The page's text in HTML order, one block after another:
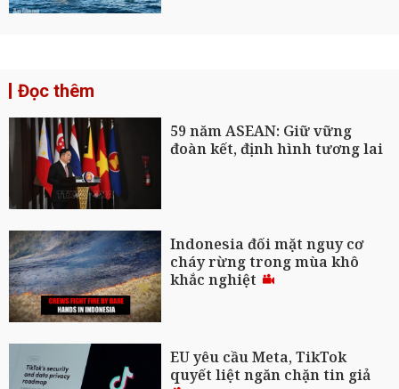
Đọc thêm
59 năm ASEAN: Giữ vững
đoàn kết, định hình tương lai
Indonesia đối mặt nguy cơ
cháy rừng trong mùa khô
khắc nghiệt
EU yêu cầu Meta, TikTok
quyết liệt ngăn chặn tin giả